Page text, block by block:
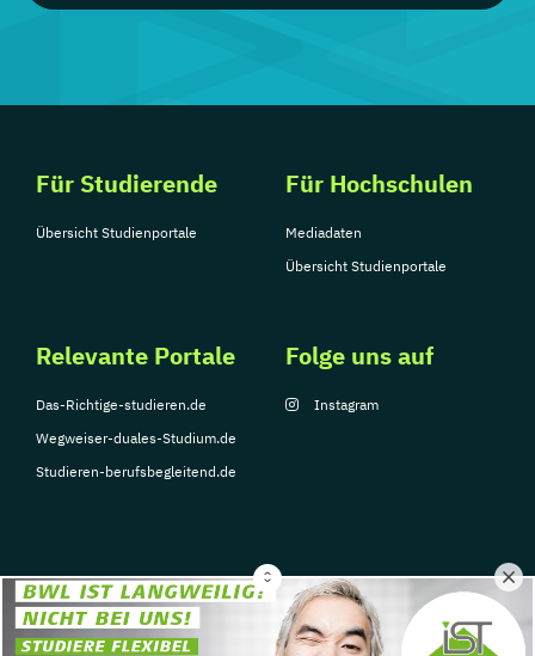
Für Studierende
Übersicht Studienportale
Für Hochschulen
Mediadaten
Übersicht Studienportale
Relevante Portale
Das-Richtige-studieren.de
Wegweiser-duales-Studium.de
Studieren-berufsbegleitend.de
Folge uns auf
Instagram
© Copyright 2026, TarGroup Media GmbH